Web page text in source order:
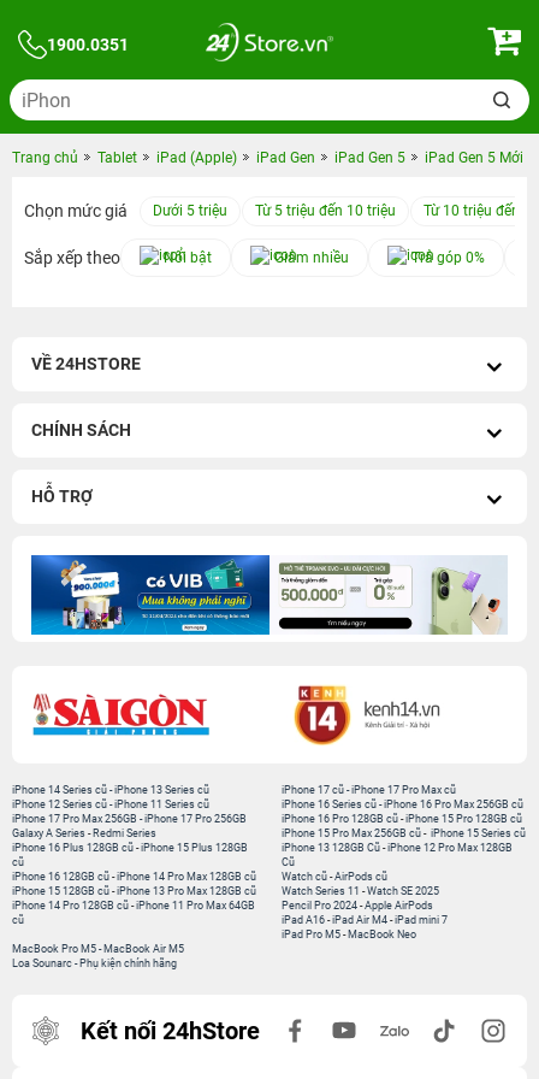
1900.0351
Trang chủ Tablet iPad (Apple) iPad Gen iPad Gen 5 iPad Gen 5 Mới
Chọn mức giá Dưới 5 triệu Từ 5 triệu đến 10 triệu Từ 10 triệu đến
Sắp xếp theo Nổi bật Giảm nhiều Trả góp 0%
VỀ 24HSTORE
CHÍNH SÁCH
HỖ TRỢ
iPhone 14 Series cũ -iPhone 13 Series cũ
iPhone 12 Series cũ -iPhone 11 Series cũ
iPhone 17 Pro Max 256GB -iPhone 17 Pro 256GB
Galaxy A Series - Redmi Series
iPhone 17 cũ -iPhone 17 Pro Max cũ
iPhone 16 Series cũ - iPhone 16 Pro Max 256GB cũ
iPhone 16 Pro 128GB cũ -iPhone 15 Pro 128GB cũ
iPhone 15 Pro Max 256GB cũ - iPhone 15 Series cũ
iPhone 16 Plus 128GB cũ -iPhone 15 Plus 128GB
cũ
iPhone 16 128GB cũ -iPhone 14 Pro Max 128GB cũ
iPhone 15 128GB cũ -iPhone 13 Pro Max 128GB cũ
iPhone 14 Pro 128GB cũ -iPhone 11 Pro Max 64GB
cũ
iPhone 13 128GB Cũ -iPhone 12 Pro Max 128GB
Cũ
Watch cũ -AirPods cũ
Watch Series 11 -Watch SE 2025
Pencil Pro 2024 -Apple AirPods
iPad A16 -iPad Air M4 -iPad mini 7
iPad Pro M5 - MacBook Neo
MacBook Pro M5 - MacBook Air M5
Loa Sounarc - Phụ kiện chính hãng
Kết nối 24hStore